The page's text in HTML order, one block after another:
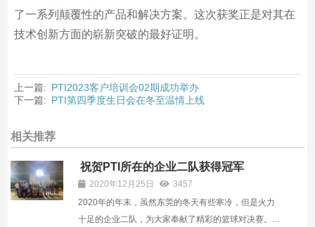
了一系列颠覆性的产品和解决方案。这次获奖正是对其在
技术创新方面的崭新突破的最好证明。
上一篇: PTI2023客户培训会02期成功举办
下一篇: PTI第四季度生日会在冬至温情上线
相关推荐
祝贺PTI所在的企业二队获得冠军
2020年12月25日
3457
2020年的年末，虽然东莞的冬天有些寒冷，但是火力
十足的企业二队，为大家奉献了精彩的篮球对决赛。12